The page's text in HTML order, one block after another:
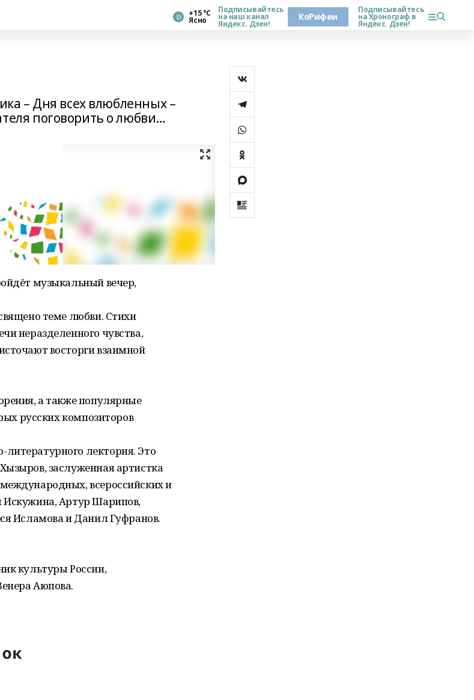
+15 °С
Ясно
Подписывайтесь
на наш канал
Яндекс. Дзен!
КоРифеи
Подписывайтесь
на Хронограф в
Яндекс. Дзен!
– Дня всех влюбленных –
поговорить о любви…
музыкальный вечер,
теме любви. Стихи
неразделенного чувства,
восторги взаимной
а также популярные
русских композиторов
лектория. Это
заслуженная артистка
всероссийских и
Искужина, Артур Шарипов,
Исламова и Данил Гуфранов.
культуры России,
Аюпова.